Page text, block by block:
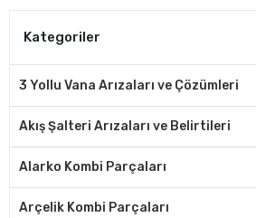
Kategoriler
3 Yollu Vana Arızaları ve Çözümleri
Akış Şalteri Arızaları ve Belirtileri
Alarko Kombi Parçaları
Arçelik Kombi Parçaları